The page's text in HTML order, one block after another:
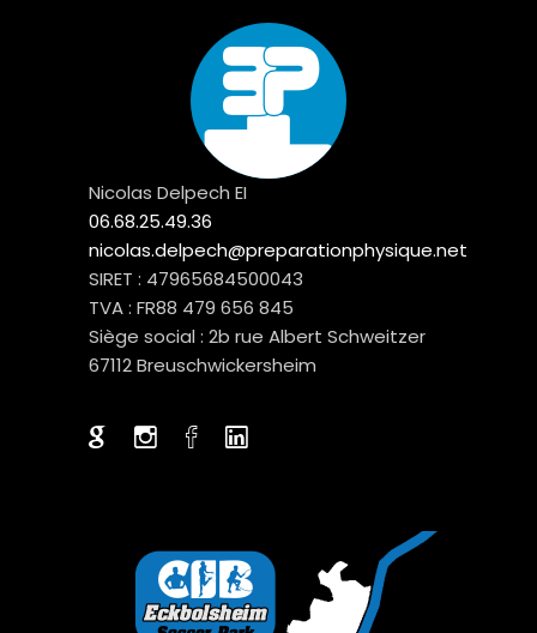
Nicolas Delpech EI
06.68.25.49.36
nicolas.delpech@preparationphysique.net
SIRET : 47965684500043
TVA : FR88 479 656 845
Siège social : 2b rue Albert Schweitzer
67112 Breuschwickersheim